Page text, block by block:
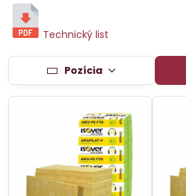
Technický list
Pozícia